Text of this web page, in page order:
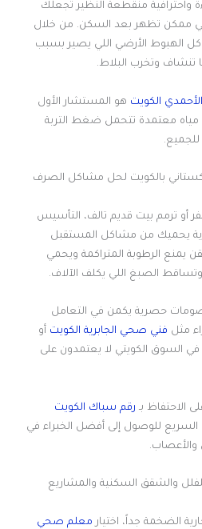
منقطعة النظير تجعلك
ممكن تظهر بعد السكن. من خلال
الهبوط الأرضي اللي يصير بسبب
تنشاف وتخرب البلاط.
الكويت هو المستشار الأول
معتمدة تتحمل ضغط التربة
للجميع.
بالكويت لحل مشاكل الصرف
أو ترمم بيت قديم تالف، التأسيس
يحميك من مشاكل المستقبل
يمنع الرطوبة المتراكمة ويحمي
الصبغ اللي يكلف الآلاف.
حصرية يكمن في التعامل
مثل فني صحي الجابرية الكويت أو
السوق الكويتي لا يعتمدون على
الاحتفاظ بـ رقم سباك الكويت
السريع للوصول إلى أفضل الخبراء في
والأعصاب.
والشقق السكنية والمشاريع
الضخمة جداً، اختيار معلم صحي